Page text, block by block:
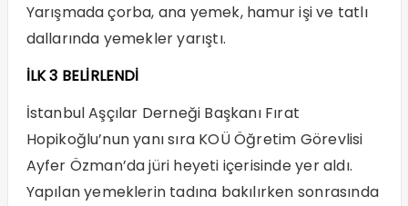
Yarışmada çorba, ana yemek, hamur işi ve tatlı
dallarında yemekler yarıştı.
İLK 3 BELİRLENDİ
İstanbul Aşçılar Derneği Başkanı Fırat
Hopikoğlu’nun yanı sıra KOÜ Öğretim Görevlisi
Ayfer Özman’da jüri heyeti içerisinde yer aldı.
Yapılan yemeklerin tadına bakılırken sonrasında